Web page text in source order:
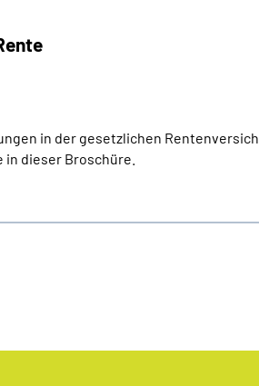
in der gesetzlichen
dieser Broschüre.